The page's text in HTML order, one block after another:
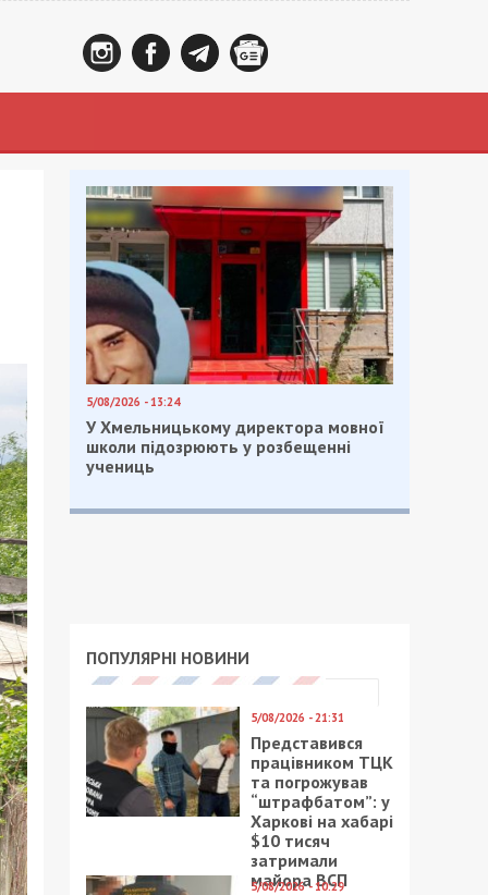
5/08/2026 - 13:24
У Хмельницькому директора мовної
школи підозрюють у розбещенні
учениць
ПОПУЛЯРНІ НОВИНИ
5/08/2026 - 21:31
Представився
працівником ТЦК
та погрожував
“штрафбатом”: у
Харкові на хабарі
$10 тисяч
затримали
майора ВСП
5/08/2026 - 10:29